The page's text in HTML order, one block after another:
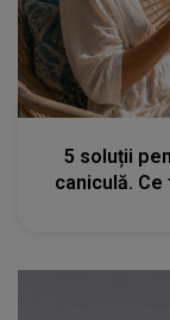
5 soluții
caniculă.